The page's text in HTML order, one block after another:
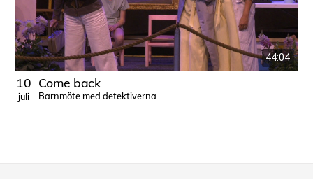
44:04
10
juli
Come back
Barnmöte med detektiverna